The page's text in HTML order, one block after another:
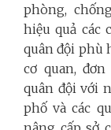
phòng,
hiệu quả các
quân đội phù
cơ quan,
quân đội với
phố và các